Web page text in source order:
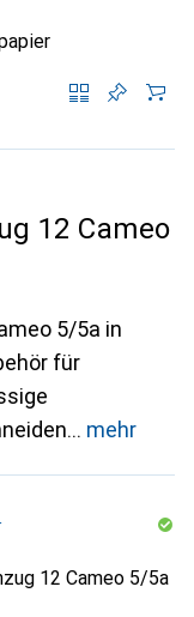
12 Cameo
5/5a in
für
mehr
12 Cameo 5/5a